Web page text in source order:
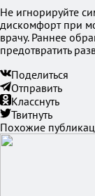
Не игнорируйте
дискомфорт при
врачу. Раннее
предотвратить
Поделиться
Отправить
Класснуть
Твитнуть
Похожие